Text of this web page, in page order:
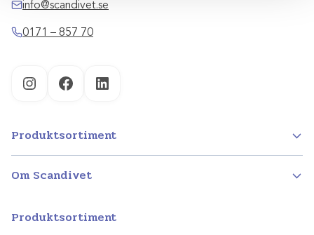
info@scandivet.se
0171 – 857 70
InstagramFacebookLinkedIn
Produktsortiment
Om Scandivet
Produktsortiment